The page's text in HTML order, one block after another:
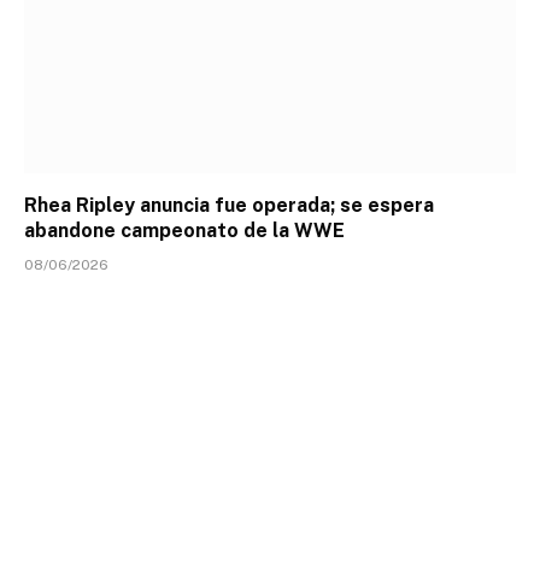
Rhea Ripley anuncia fue operada; se espera
abandone campeonato de la WWE
08/06/2026